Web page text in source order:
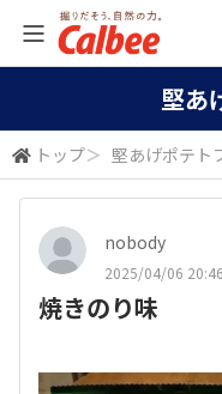
堅あ
トップ＞ 堅あげポテト
nobody
2025/04/06 20:46
焼きのり味